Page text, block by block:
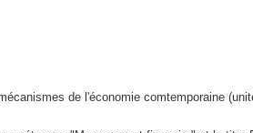
de l'économie comtemporaine